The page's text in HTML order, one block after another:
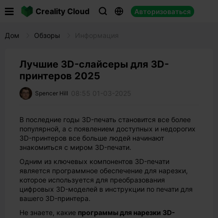
Creality Cloud   Авторизоваться
Дом Обзоры
Лучшие 3D-слайсеры для 3D-
принтеров 2025
Spencer Hill 08:55 01-03-2025
В последние годы 3D-печать становится все более
популярной, а с появлением доступных и недорогих
3D-принтеров все больше людей начинают
знакомиться с миром 3D-печати.
Одним из ключевых компонентов 3D-печати
является программное обеспечение для нарезки,
которое используется для преобразования
цифровых 3D-моделей в инструкции по печати для
вашего 3D-принтера.
Не знаете, какие программы для нарезки 3D-